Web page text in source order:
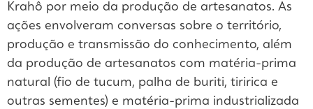
Krahô por meio da produção de artesanatos. As
ações envolveram conversas sobre o território,
produção e transmissão do conhecimento, além
da produção de artesanatos com matéria-prima
natural (fio de tucum, palha de buriti, tiririca e
outras sementes) e matéria-prima industrializada